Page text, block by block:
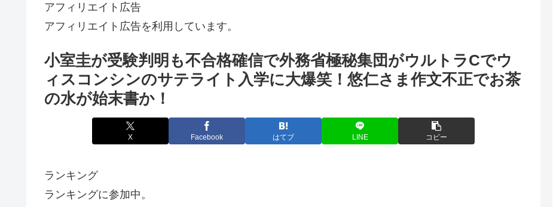
アフィリエイト広告
アフィリエイト広告を利用しています。
小室圭が受験判明も不合格確信で外務省極秘集団がウルトラCでウ
ィスコンシンのサテライト入学に大爆笑！悠仁さま作文不正でお茶
の水が始末書か！
X Facebook はてブ LINE コピー
ランキング
ランキングに参加中。